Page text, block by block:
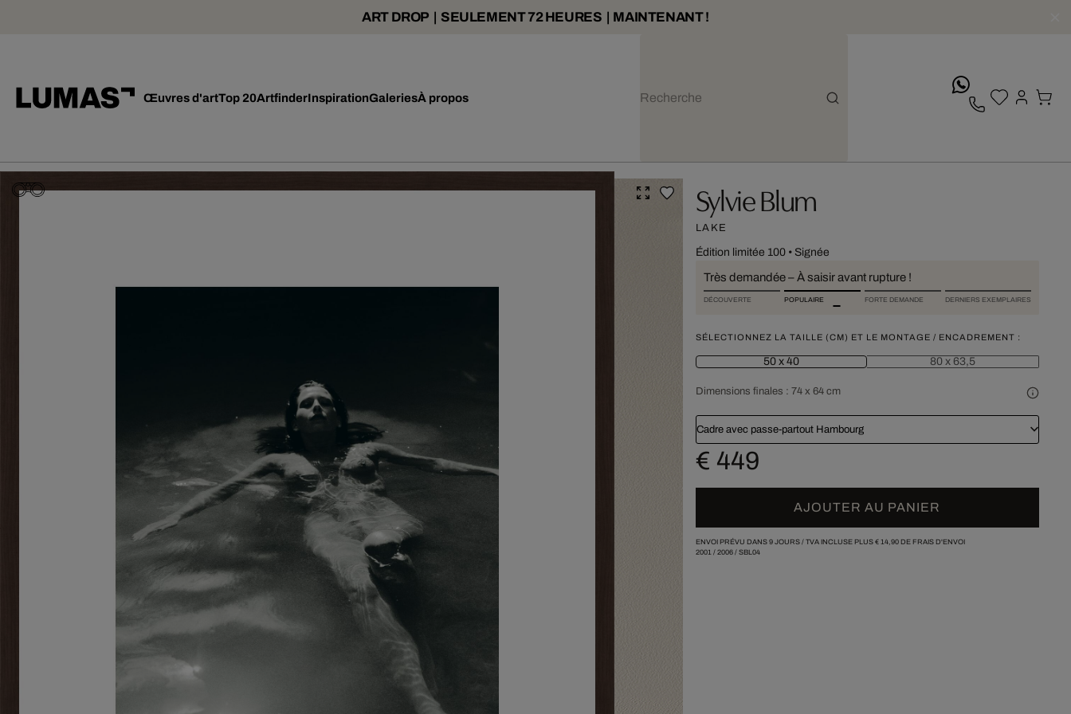
ART DROP | SEULEMENT 72 HEURES | MAINTENANT !
Œuvres d'artTop 20ArtfinderInspirationGaleriesÀ propos
Sylvie Blum
LAKE
Édition limitée 100• Signée
Très demandée – À saisir avant rupture !
DÉCOUVERTE POPULAIRE FORTE DEMANDE DERNIERS EXEMPLAIRES
SÉLECTIONNEZ LA TAILLE (CM) ET LE MONTAGE / ENCADREMENT :
50 x 40 80 x 63,5
Dimensions finales : 74 x 64 cm
Cadre avec passe-partout Hambourg
€ 449
AJOUTER AU PANIER
ENVOI PRÉVU DANS 9 JOURS / TVA INCLUSE PLUS € 14,90DE FRAIS D'ENVOI
2001 / 2006/ SBL04